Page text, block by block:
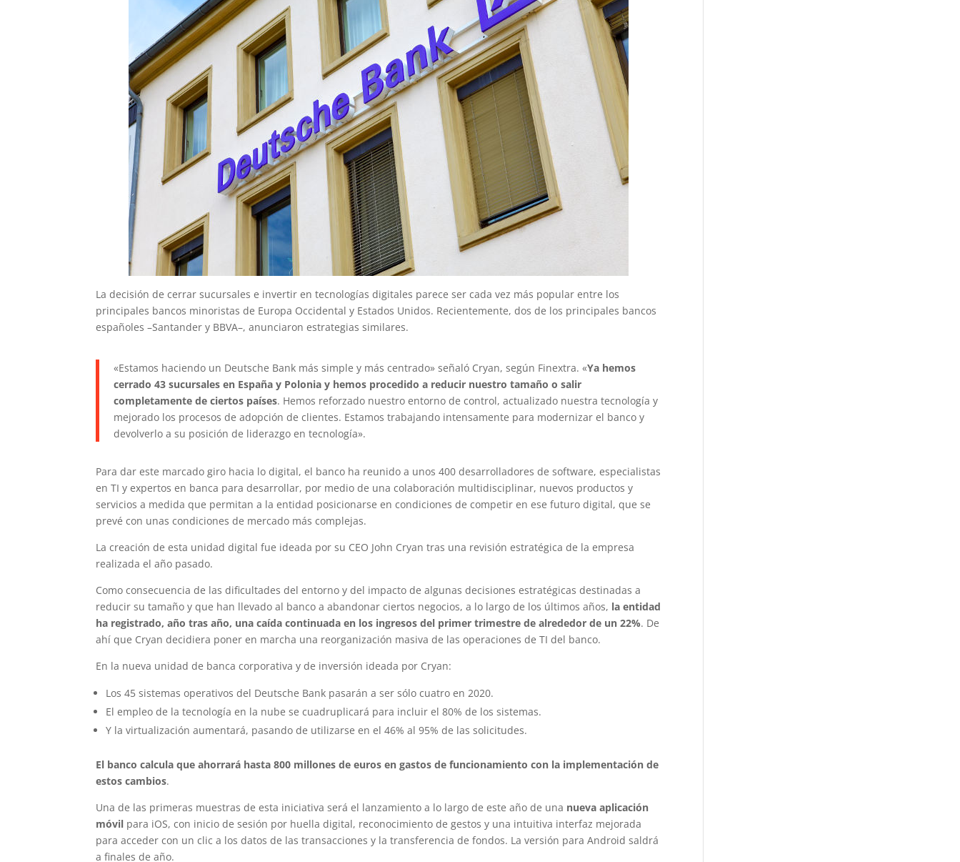
La decisión de cerrar sucursales e invertir en tecnologías digitales parece ser cada vez más popular entre los
principales bancos minoristas de Europa Occidental y Estados Unidos. Recientemente, dos de los principales bancos
españoles –Santander y BBVA–, anunciaron estrategias similares.
«Estamos haciendo un Deutsche Bank más simple y más centrado» señaló Cryan, según Finextra. «Ya hemos
cerrado 43 sucursales en España y Polonia y hemos procedido a reducir nuestro tamaño o salir
completamente de ciertos países. Hemos reforzado nuestro entorno de control, actualizado nuestra tecnología y
mejorado los procesos de adopción de clientes. Estamos trabajando intensamente para modernizar el banco y
devolverlo a su posición de liderazgo en tecnología».
Para dar este marcado giro hacia lo digital, el banco ha reunido a unos 400 desarrolladores de software, especialistas
en TI y expertos en banca para desarrollar, por medio de una colaboración multidisciplinar, nuevos productos y
servicios a medida que permitan a la entidad posicionarse en condiciones de competir en ese futuro digital, que se
prevé con unas condiciones de mercado más complejas.
La creación de esta unidad digital fue ideada por su CEO John Cryan tras una revisión estratégica de la empresa
realizada el año pasado.
Como consecuencia de las dificultades del entorno y del impacto de algunas decisiones estratégicas destinadas a
reducir su tamaño y que han llevado al banco a abandonar ciertos negocios, a lo largo de los últimos años, la entidad
ha registrado, año tras año, una caída continuada en los ingresos del primer trimestre de alrededor de un 22%. De
ahí que Cryan decidiera poner en marcha una reorganización masiva de las operaciones de TI del banco.
En la nueva unidad de banca corporativa y de inversión ideada por Cryan:
Los 45 sistemas operativos del Deutsche Bank pasarán a ser sólo cuatro en 2020.
El empleo de la tecnología en la nube se cuadruplicará para incluir el 80% de los sistemas.
Y la virtualización aumentará, pasando de utilizarse en el 46% al 95% de las solicitudes.
El banco calcula que ahorrará hasta 800 millones de euros en gastos de funcionamiento con la implementación de
estos cambios.
Una de las primeras muestras de esta iniciativa será el lanzamiento a lo largo de este año de una nueva aplicación
móvil para iOS, con inicio de sesión por huella digital, reconocimiento de gestos y una intuitiva interfaz mejorada
para acceder con un clic a los datos de las transacciones y la transferencia de fondos. La versión para Android saldrá
a finales de año.